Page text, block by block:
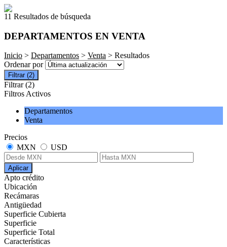
11 Resultados de búsqueda
DEPARTAMENTOS EN VENTA
Inicio > Departamentos > Venta > Resultados
Ordenar por
Filtrar (2)
Filtrar (2)
Filtros Activos
Departamentos
Venta
Precios
MXN
USD
Aplicar
Apto crédito
Ubicación
Recámaras
Antigüedad
Superficie Cubierta
Superficie
Superficie Total
Características